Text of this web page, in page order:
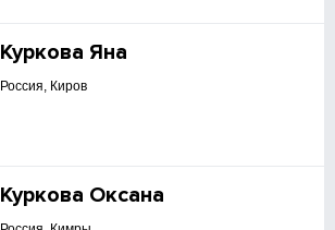
Куркова Яна
Россия, Киров
Куркова Оксана